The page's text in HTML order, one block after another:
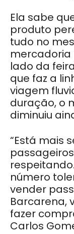
Ela sabe
produto
tudo no
mercadoria
lado da
que faz a
viagem
duração, o
diminuiu
“Está mais
número
vender
Barcarena,
fazer
Carlos